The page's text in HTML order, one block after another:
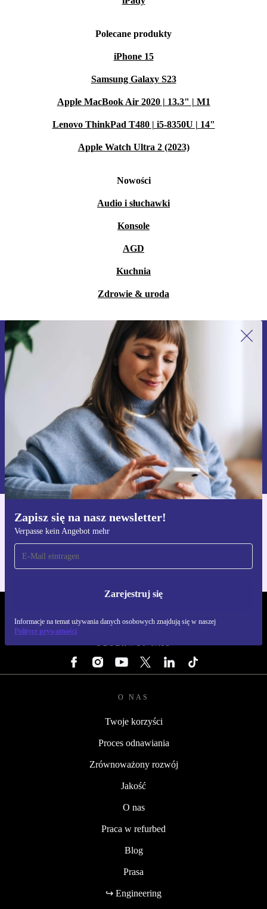
Polecane produkty
iPhone 15
Samsung Galaxy S23
Apple MacBook Air 2020 | 13.3" | M1
Lenovo ThinkPad T480 | i5-8350U | 14"
Apple Watch Ultra 2 (2023)
Nowości
Audio i słuchawki
Konsole
AGD
Kuchnia
Zdrowie & uroda
Zapisz się na nasz newsletter!
Verpasse kein Angebot mehr
Zarejestruj się
Informacje na temat używania danych osobowych znajdują się w naszej
Polityce prywatności
Zapisz się na nasz newsletter!
Nie przegap żadnej oferty.
Zarejestruj się
Informacje na temat używania danych osobowych znajdują się w
naszej
Polityce prywatności
Pobierz aplikację refurbed
Dla iOS i Android
OBSERWUJ NAS
O NAS
Twoje korzyści
Proces odnawiania
Zrównoważony rozwój
Jakość
O nas
Praca w refurbed
Blog
Prasa
↪ Engineering